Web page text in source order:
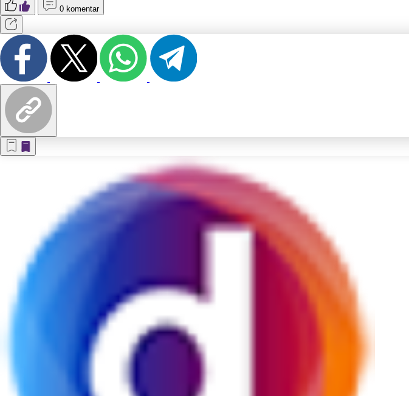
Terakhir yang dicari
0 komentar